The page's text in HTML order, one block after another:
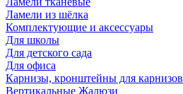
Ламели из шёлка
Комплектующие и аксессуары
Для школы
Для детского сада
Для офиса
Карнизы, кронштейны для карнизов
Вертикальные Жалюзи